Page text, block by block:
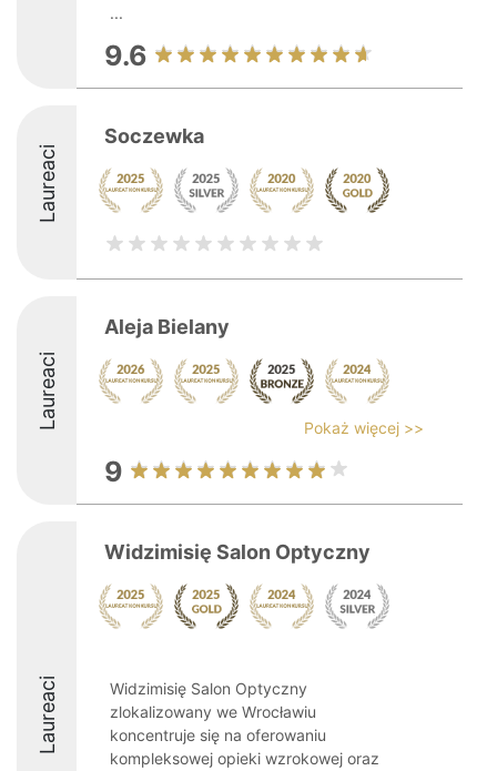
...
9.6
Laureaci
Soczewka
Laureaci
Aleja Bielany
Pokaż więcej >>
9
Laureaci
Widzimisię Salon Optyczny
Widzimisię Salon Optyczny
zlokalizowany we Wrocławiu
koncentruje się na oferowaniu
kompleksowej opieki wzrokowej oraz